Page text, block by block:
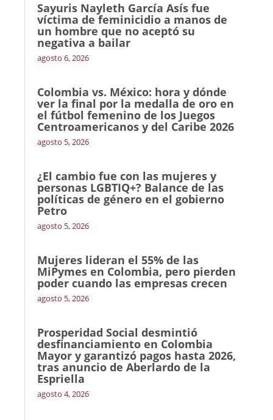
Sayuris Nayleth García Asís fue
víctima de feminicidio a manos de
un hombre que no aceptó su
negativa a bailar
agosto 6, 2026
Colombia vs. México: hora y dónde
ver la final por la medalla de oro en
el fútbol femenino de los Juegos
Centroamericanos y del Caribe 2026
agosto 5, 2026
¿El cambio fue con las mujeres y
personas LGBTIQ+? Balance de las
políticas de género en el gobierno
Petro
agosto 5, 2026
Mujeres lideran el 55% de las
MiPymes en Colombia, pero pierden
poder cuando las empresas crecen
agosto 5, 2026
Prosperidad Social desmintió
desfinanciamiento en Colombia
Mayor y garantizó pagos hasta 2026,
tras anuncio de Aberlardo de la
Espriella
agosto 4, 2026